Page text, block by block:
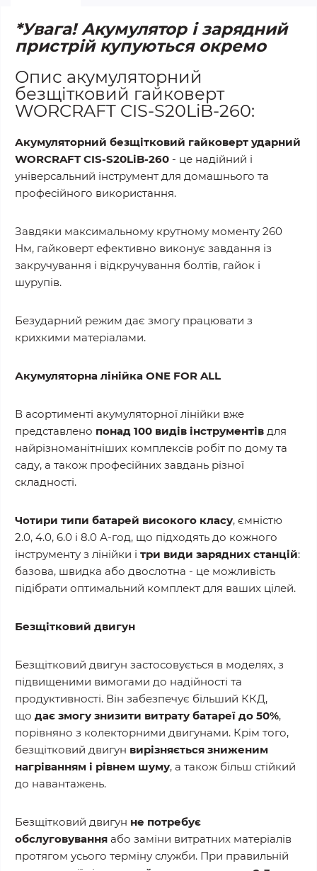
*Увага! Акумулятор і зарядний
пристрій купуються окремо
Опис акумуляторний
безщітковий гайковерт
WORCRAFT CIS-S20LiB-260:
Акумуляторний безщітковий гайковерт ударний
WORCRAFT CIS-S20LiB-260 - це надійний і
універсальний інструмент для домашнього та
професійного використання.
Завдяки максимальному крутному моменту 260
Нм, гайковерт ефективно виконує завдання із
закручування і відкручування болтів, гайок і
шурупів.
Безударний режим дає змогу працювати з
крихкими матеріалами.
Акумуляторна лінійка ONE FOR ALL
В асортименті акумуляторної лінійки вже
представлено понад 100 видів інструментів для
найрізноманітніших комплексів робіт по дому та
саду, а також професійних завдань різної
складності.
Чотири типи батарей високого класу, ємністю
2.0, 4.0, 6.0 і 8.0 А-год, що підходять до кожного
інструменту з лінійки і три види зарядних станцій:
базова, швидка або двослотна - це можливість
підібрати оптимальний комплект для ваших цілей.
Безщітковий двигун
Безщітковий двигун застосовується в моделях, з
підвищеними вимогами до надійності та
продуктивності. Він забезпечує більший ККД,
що дає змогу знизити витрату батареї до 50%,
порівняно з колекторними двигунами. Крім того,
безщітковий двигун вирізняється зниженим
нагріванням і рівнем шуму, а також більш стійкий
до навантажень.
Безщітковий двигун не потребує
обслуговування або заміни витратних матеріалів
протягом усього терміну служби. При правильній